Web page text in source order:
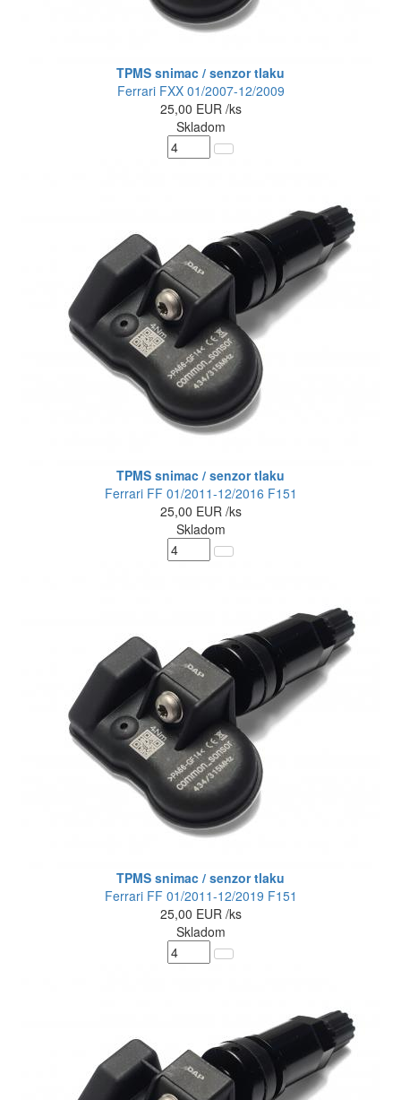
TPMS snimac / senzor tlaku
Ferrari FXX 01/2007-12/2009
25,00 EUR /ks
Skladom
TPMS snimac / senzor tlaku
Ferrari FF 01/2011-12/2016 F151
25,00 EUR /ks
Skladom
TPMS snimac / senzor tlaku
Ferrari FF 01/2011-12/2019 F151
25,00 EUR /ks
Skladom